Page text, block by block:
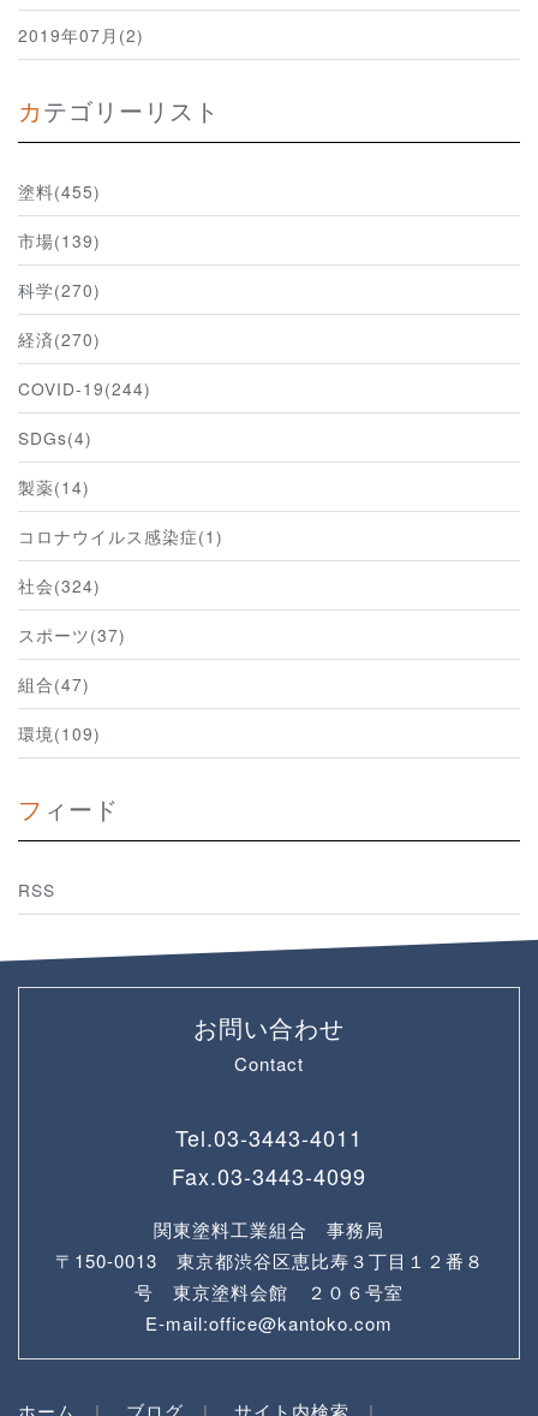
2019年07月(2)
カテゴリーリスト
塗料(455)
市場(139)
科学(270)
経済(270)
COVID-19(244)
SDGs(4)
製薬(14)
コロナウイルス感染症(1)
社会(324)
スポーツ(37)
組合(47)
環境(109)
フィード
RSS
お問い合わせ
Contact
Tel.03-3443-4011
Fax.03-3443-4099
関東塗料工業組合 事務局
〒150-0013 東京都渋谷区恵比寿３丁目１２番８
号 東京塗料会館 ２０６号室
E-mail:office@kantoko.com
ホーム ブログ サイト内検索